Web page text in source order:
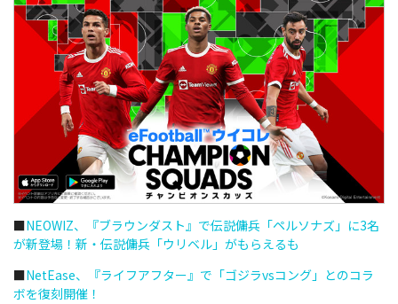
■NEOWIZ、『ブラウンダスト』で伝説傭兵「ペルソナズ」に3名
が新登場！新・伝説傭兵「ウリベル」がもらえるも
■NetEase、『ライフアフター』で「ゴジラvsコング」とのコラ
ボを復刻開催！